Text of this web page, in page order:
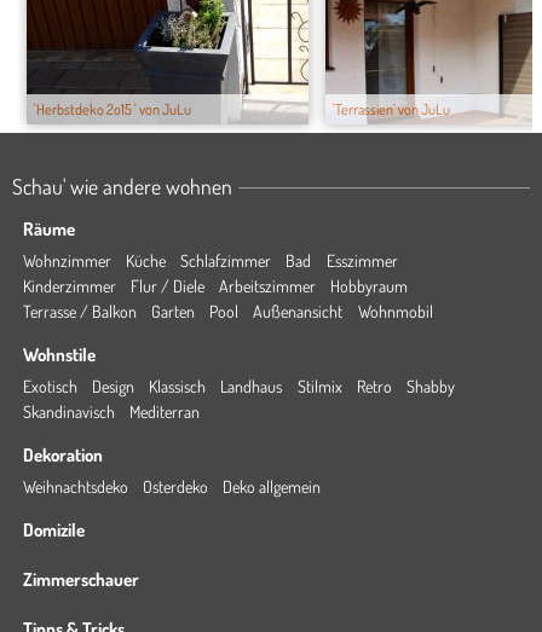
'Herbstdeko 2o15 ' von JuLu 'Terrassien' von JuLu
Schau' wie andere wohnen
Räume
Wohnzimmer Küche Schlafzimmer Bad
Esszimmer
Kinderzimmer
Flur / Diele Arbeitszimmer
Hobbyraum
Terrasse / Balkon
Garten Pool Außenansicht Wohnmobil
Wohnstile
Exotisch Design Klassisch Landhaus Stilmix Retro
Shabby
Skandinavisch
Mediterran
Dekoration
Weihnachtsdeko Osterdeko Deko allgemein
Domizile
Zimmerschauer